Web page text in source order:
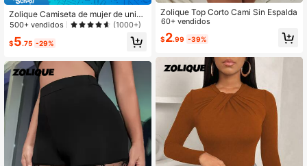
Zolique Camiseta de mujer de unico
lor, cuello redondo minimalista, de
500+ vendidos (1000+)
$5.75 -29%
Zolique Top Corto Cami Sin Espalda
60+ vendidos
$2.99 -39%